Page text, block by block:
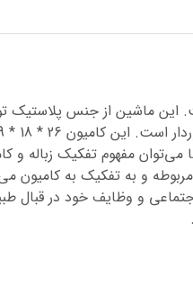
این ماشین از جنس پلاستیک
مفهوم تفکیک زباله و
و به تفکیک به کامیون
و وظایف خود در قبال